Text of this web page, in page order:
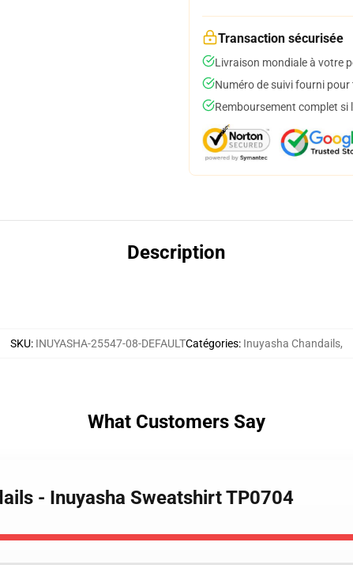
Transaction sécurisée
Livraison mondiale à votre
Numéro de suivi fourni pour
Remboursement complet si
Description
SKU: INUYASHA-25547-08-DEFAULTCatégories: Inuyasha Chandails,
What Customers Say
- Inuyasha Sweatshirt TP0704